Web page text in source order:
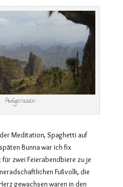
Aufgerissen
Meditation, Spaghetti auf
Bunna war ich fix
zwei Feierabendbiere zu je
Fußvolk, die
gewachsen waren in den